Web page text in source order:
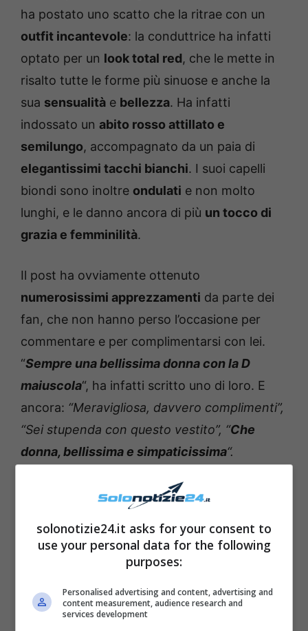
ha postato uno scatto che la ritrae con un
outfit incantevole: la conduttrice ha infatti
optato per un look total red, che le mette in
risalto tutte le forme più sinuose e anche la
sua sensualità e bellezza. Ha infatti
indossato un abito rosso attillato e
semilungo, accompagnato da un paia di
elegantissimi tacchi bianchi. I suoi capelli
biondi sono inoltre ondulati e non molto
lunghi, e le danno ancora di più un tocco di
grazia e femminilità.
Il post ha ovviamente ottenuto
numerosissimi apprezzamenti da parte dei
fan, che non hanno perso l’occasione per
commentare e per complimentarsi con lei.
“Sempre una bellissima donna con la D
maiuscola“, ha infatti scritto uno di loro. E
ancora: “Meravigliosa, davvero complimenti”,
“Sei stupenda con questo vestito”, “Che
donna, bellissima e simpaticissima“.
solonotizie24.it asks for your consent to
use your personal data for the following
purposes:
Personalised advertising and content, advertising and
content measurement, audience research and
services development